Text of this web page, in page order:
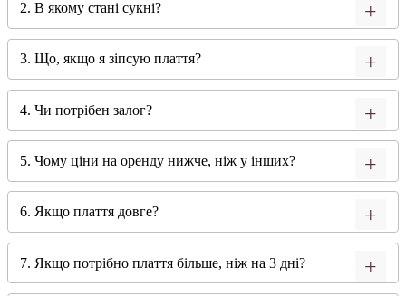
2. В якому стані сукні?
3. Що, якщо я зіпсую плаття?
4. Чи потрібен залог?
5. Чому ціни на оренду нижче, ніж у інших?
6. Якщо плаття довге?
7. Якщо потрібно плаття більше, ніж на 3 дні?